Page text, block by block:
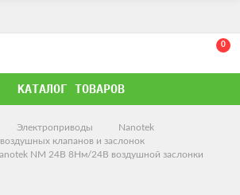
0
КАТАЛОГ ТОВАРОВ
Электроприводы
Nanotek
клапанов и заслонок
NM 24B 8Нм/24В воздушной заслонки